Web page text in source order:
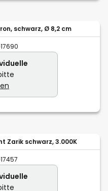
schwarz, Ø 8,2 cm
Zarik schwarz, 3.000K